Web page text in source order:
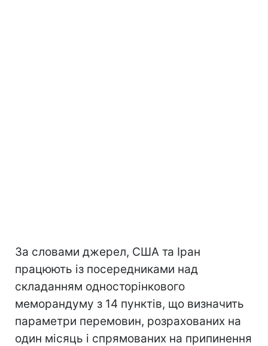
За словами джерел, США та Іран
працюють із посередниками над
складанням односторінкового
меморандуму з 14 пунктів, що визначить
параметри перемовин, розрахованих на
один місяць і спрямованих на припинення